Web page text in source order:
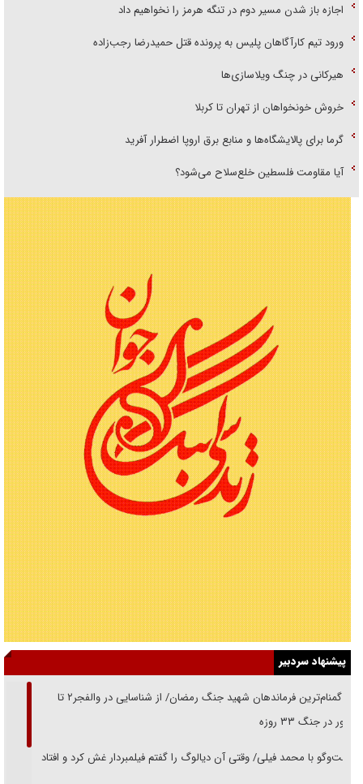
اجازه باز شدن مسیر دوم در تنگه هرمز را نخواهیم داد
ورود تیم کارآگاهان پلیس به پرونده قتل حمیدرضا رجب‌زاده
هیرکانی در چنگ ویلاسازی‌ها
خروش خونخواهان از تهران تا کربلا
گرما برای پالایشگاه‌ها و منابع برق اروپا اضطرار آفرید
آیا مقاومت فلسطین خلع‌سلاح می‌شود؟
پیشنهاد سردبیر
از گمنام‌ترین فرماندهان شهید جنگ رمضان/ از شناسایی در والفجر۲ تا
حضور در جنگ ۳۳ روزه
گفت‌وگو با محمد فیلی/ وقتی آن دیالوگ را گفتم فیلمبردار غش کرد و افتاد